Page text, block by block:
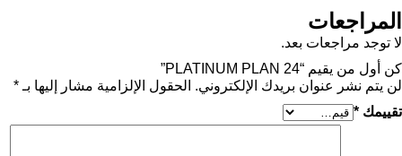
المراجعات
لا توجد مراجعات بعد.
كن أول من يقيم “PLATINUM PLAN 24”
لن يتم نشر عنوان بريدك الإلكتروني. الحقول الإلزامية مشار إليها بـ *
تقييمك *